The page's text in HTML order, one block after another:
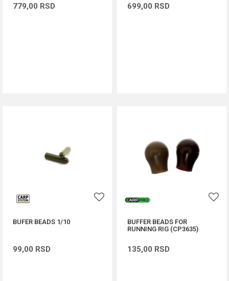
779,00 RSD 699,00 RSD
BUFER BEADS 1/10
99,00 RSD
BUFFER BEADS FOR
RUNNING RIG (CP3635)
135,00 RSD